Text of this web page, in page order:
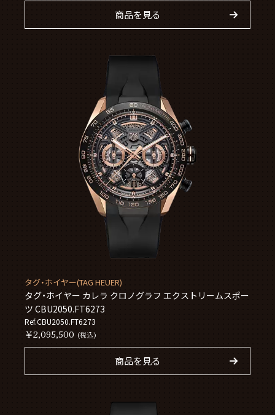
商品を見る
タグ・ホイヤー(TAG HEUER)
タグ・ホイヤー カレラ クロノグラフ エクストリームスポー
ツ CBU2050.FT6273
Ref.CBU2050.FT6273
￥2,095,500 (税込)
商品を見る